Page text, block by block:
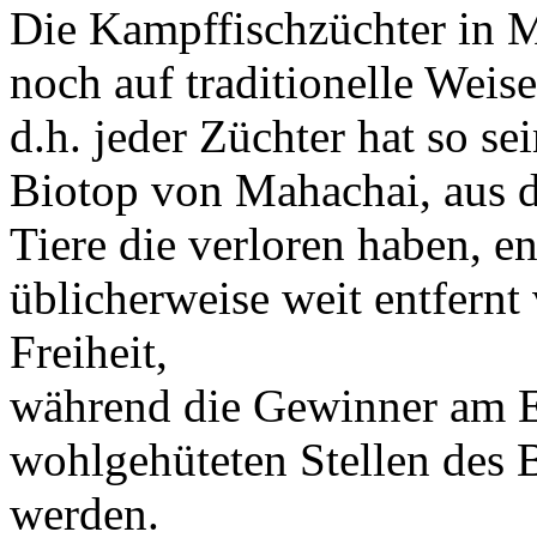
Die Kampffischzüchter in
noch auf traditionelle
d.h. jeder Züchter hat so
Biotop von Mahachai, aus
Tiere die verloren haben,
üblicherweise weit
Freiheit,
während die Gewinner am
wohlgehüteten Stellen des
werden.